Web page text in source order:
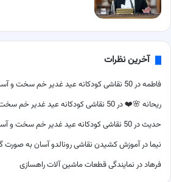
آخرین نظرات
فاطمهدر50 نقاشی کودکانه عید غدیر خم سخت و آسان و برای رنگ آمیزی
ریحانه 🌸❤️در50 نقاشی کودکانه عید غدیر خم سخت و آسان و برای رنگ آمیزی
حدیثدر50 نقاشی کودکانه عید غدیر خم سخت و آسان و برای رنگ آمیزی
نیما درآموزش کشیدن نقاشی رونالدو آسان به صورت
فرهاددر نمایندگی قطعات ماشین آلات راهسازی